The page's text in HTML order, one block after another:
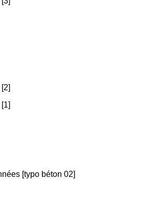
[typo béton 02]